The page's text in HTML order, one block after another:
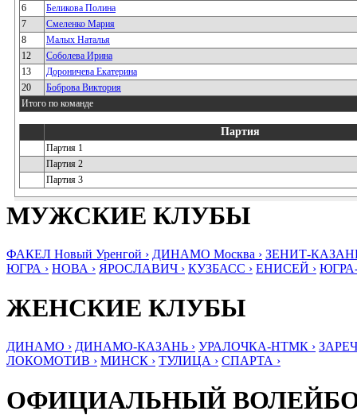
6
Беликова Полина
7
Смеленко Мария
8
Малых Наталья
12
Соболева Ирина
13
Дороничева Екатерина
20
Боброва Виктория
Итого по команде
Партия
Партия 1
Партия 2
Партия 3
МУЖСКИЕ КЛУБЫ
ФАКЕЛ Новый Уренгой › ДИНАМО Москва › ЗЕНИТ-
ЮГРА › НОВА › ЯРОСЛАВИЧ › КУЗБАСС › ЕНИСЕЙ ›
ЖЕНСКИЕ КЛУБЫ
ДИНАМО › ДИНАМО-КАЗАНЬ › УРАЛОЧКА-НТМК ›
ЛОКОМОТИВ › МИНСК › ТУЛИЦА › СПАРТА ›
ОФИЦИАЛЬНЫЙ